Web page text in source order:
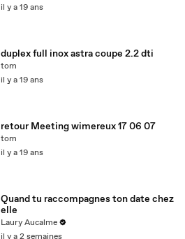
il y a 19 ans
duplex full inox astra coupe 2.2 dti
tom
il y a 19 ans
retour Meeting wimereux 17 06 07
tom
il y a 19 ans
Quand tu raccompagnes ton date chez
elle
Laury Aucalme